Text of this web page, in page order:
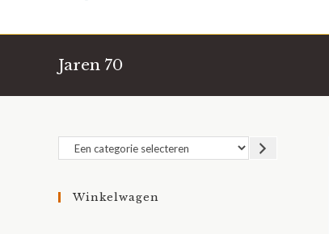
Jaren 70
Een
Winkelwagen